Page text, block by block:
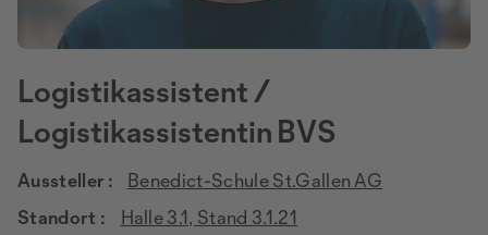
Logistikassistent /
Logistikassistentin BVS
Aussteller :
Benedict-Schule St.Gallen AG
Standort :
Halle 3.1, Stand 3.1.21